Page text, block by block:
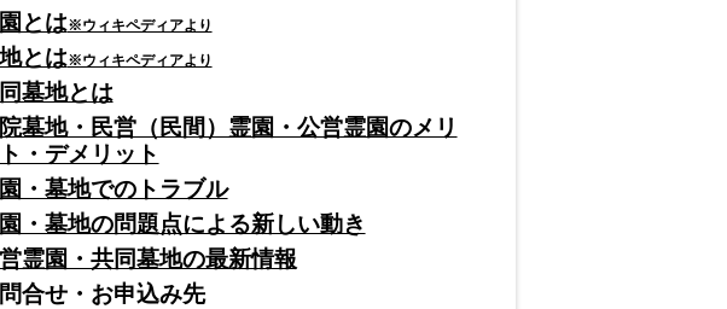
とは※ウィキペディアより
とは※ウィキペディアより
墓地とは
墓地・民営（民間）霊園・公営霊園のメリ
・デメリット
・墓地でのトラブル
・墓地の問題点による新しい動き
霊園・共同墓地の最新情報
合せ・お申込み先